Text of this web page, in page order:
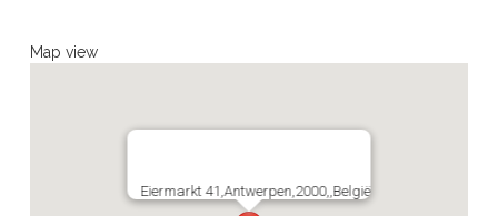
Map view
Eiermarkt 41,Antwerpen,2000,,België